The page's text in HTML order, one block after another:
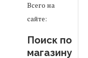
Всего на
сайте:
Поиск по
магазину